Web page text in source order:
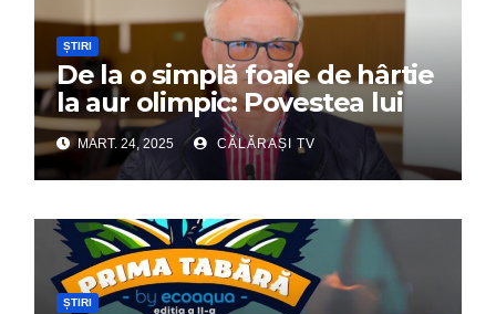
ȘTIRI
De la o simplă foaie de hârtie
la aur olimpic: Povestea lui
Dumitru Chirilă
MART. 24, 2025 CĂLĂRAȘI TV
ȘTIRI